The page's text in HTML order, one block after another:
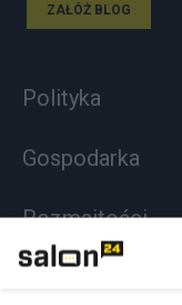
ZAŁÓŻ BLOG
Polityka
Gospodarka
Rozmaitości